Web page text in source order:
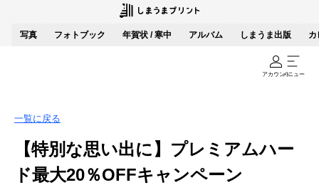
写真 フォトブック 年賀状 / 寒中 アルバム しまうま出版 カ
アカウントメニュー
一覧に戻る
【特別な思い出に】プレミアムハー
ド最大20％OFFキャンペーン